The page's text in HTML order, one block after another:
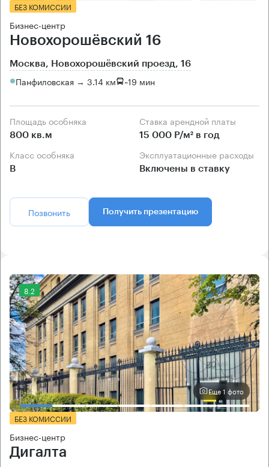
БЕЗ КОМИССИИ
Бизнес-центр
Новохорошёвский 16
Москва, Новохорошёвский проезд, 16
Панфиловская → 3.14 км ~19 мин
Площадь особняка
800 кв.м
Ставка арендной платы
15 000 Р/м² в год
Класс особняка
B
Эксплуатационные расходы
Включены в ставку
Позвонить Получить презентацию
8.2
Еще 1 фото
БЕЗ КОМИССИИ
Бизнес-центр
Дигалта